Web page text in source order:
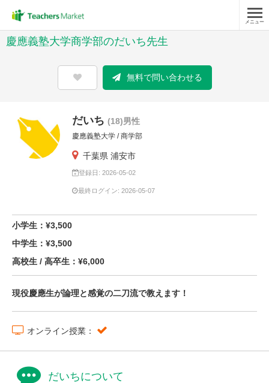
メニュー
慶應義塾大学商学部のだいち先生
無料で問い合わせる
だいち (18)男性
慶應義塾大学 / 商学部
千葉県 浦安市
登録日: 2026-05-02
最終ログイン: 2026-05-07
小学生：¥3,500
中学生：¥3,500
高校生 / 高卒生：¥6,000
現役慶應生が論理と感覚の二刀流で教えます！
オンライン授業：
だいちについて